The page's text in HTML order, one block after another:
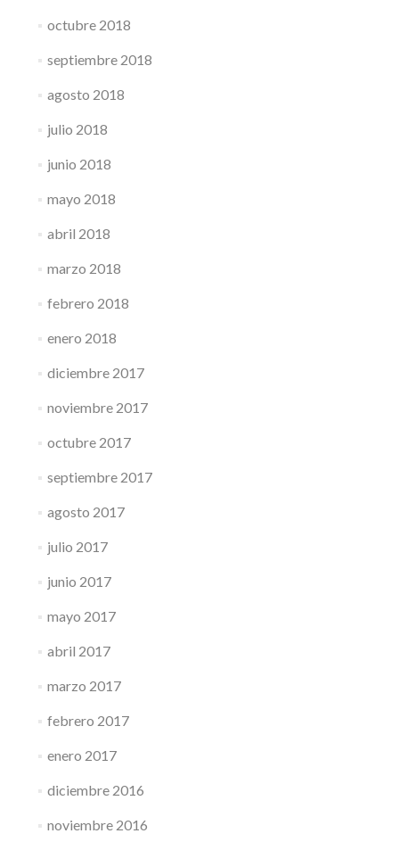
octubre 2018
septiembre 2018
agosto 2018
julio 2018
junio 2018
mayo 2018
abril 2018
marzo 2018
febrero 2018
enero 2018
diciembre 2017
noviembre 2017
octubre 2017
septiembre 2017
agosto 2017
julio 2017
junio 2017
mayo 2017
abril 2017
marzo 2017
febrero 2017
enero 2017
diciembre 2016
noviembre 2016